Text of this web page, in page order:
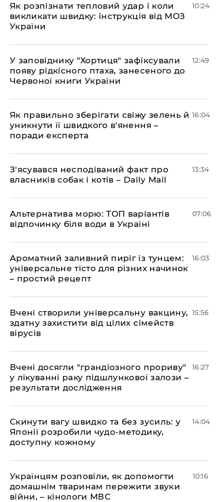
Як розпізнати тепловий удар і коли
викликати швидку: інструкція від МОЗ
України
10:24
У заповіднику "Хортиця" зафіксували
появу рідкісного птаха, занесеного до
Червоної книги України
12:49
Як правильно зберігати свіжу зелень й
уникнути її швидкого в'янення –
поради експерта
16:04
З'ясувався несподіваний факт про
власників собак і котів – Daily Mail
13:34
Альтернатива морю: ТОП варіантів
відпочинку біля води в Україні
07:06
Ароматний заливний пиріг із тунцем:
універсальне тісто для різних начинок
– простий рецепт
16:03
Вчені створили універсальну вакцину,
здатну захистити від цілих сімейств
вірусів
15:56
Вчені досягли "грандіозного прориву"
у лікуванні раку підшлункової залози –
результати дослідження
16:27
Скинути вагу швидко та без зусиль: у
Японії розробили чудо-методику,
доступну кожному
14:04
Українцям розповіли, як допомогти
домашнім тваринам пережити звуки
війни, – кінологи МВС
10:16